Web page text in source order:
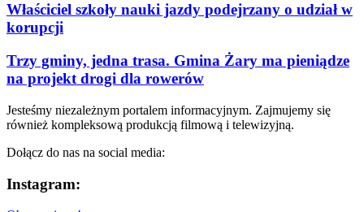
Właściciel szkoły nauki jazdy podejrzany o udział w
korupcji
Trzy gminy, jedna trasa. Gmina Żary ma pieniądze
na projekt drogi dla rowerów
Jesteśmy niezależnym portalem informacyjnym. Zajmujemy się
również kompleksową produkcją filmową i telewizyjną.
Dołącz do nas na social media:
Instagram: